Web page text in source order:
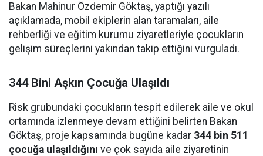
Bakan Mahinur Özdemir Göktaş, yaptığı yazılı
açıklamada, mobil ekiplerin alan taramaları, aile
rehberliği ve eğitim kurumu ziyaretleriyle çocukların
gelişim süreçlerini yakından takip ettiğini vurguladı.
344 Bini Aşkın Çocuğa Ulaşıldı
Risk grubundaki çocukların tespit edilerek aile ve okul
ortamında izlenmeye devam ettiğini belirten Bakan
Göktaş, proje kapsamında bugüne kadar 344 bin 511
çocuğa ulaşıldığını ve çok sayıda aile ziyaretinin